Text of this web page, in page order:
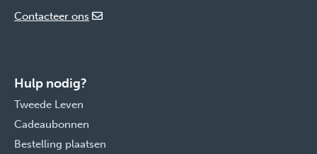
Contacteer ons
Hulp nodig?
Tweede Leven
Cadeaubonnen
Bestelling plaatsen